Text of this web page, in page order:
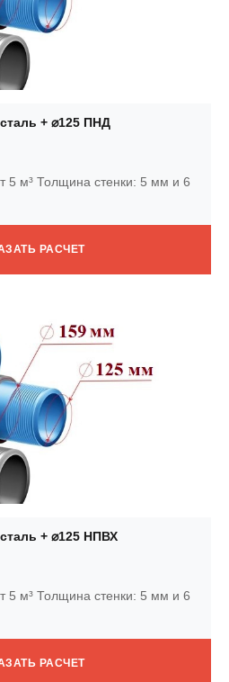
+ ⌀125 ПНД
5 м³ Толщина стенки: 5 мм и 6
РАСЧЕТ
+ ⌀125 НПВХ
5 м³ Толщина стенки: 5 мм и 6
РАСЧЕТ